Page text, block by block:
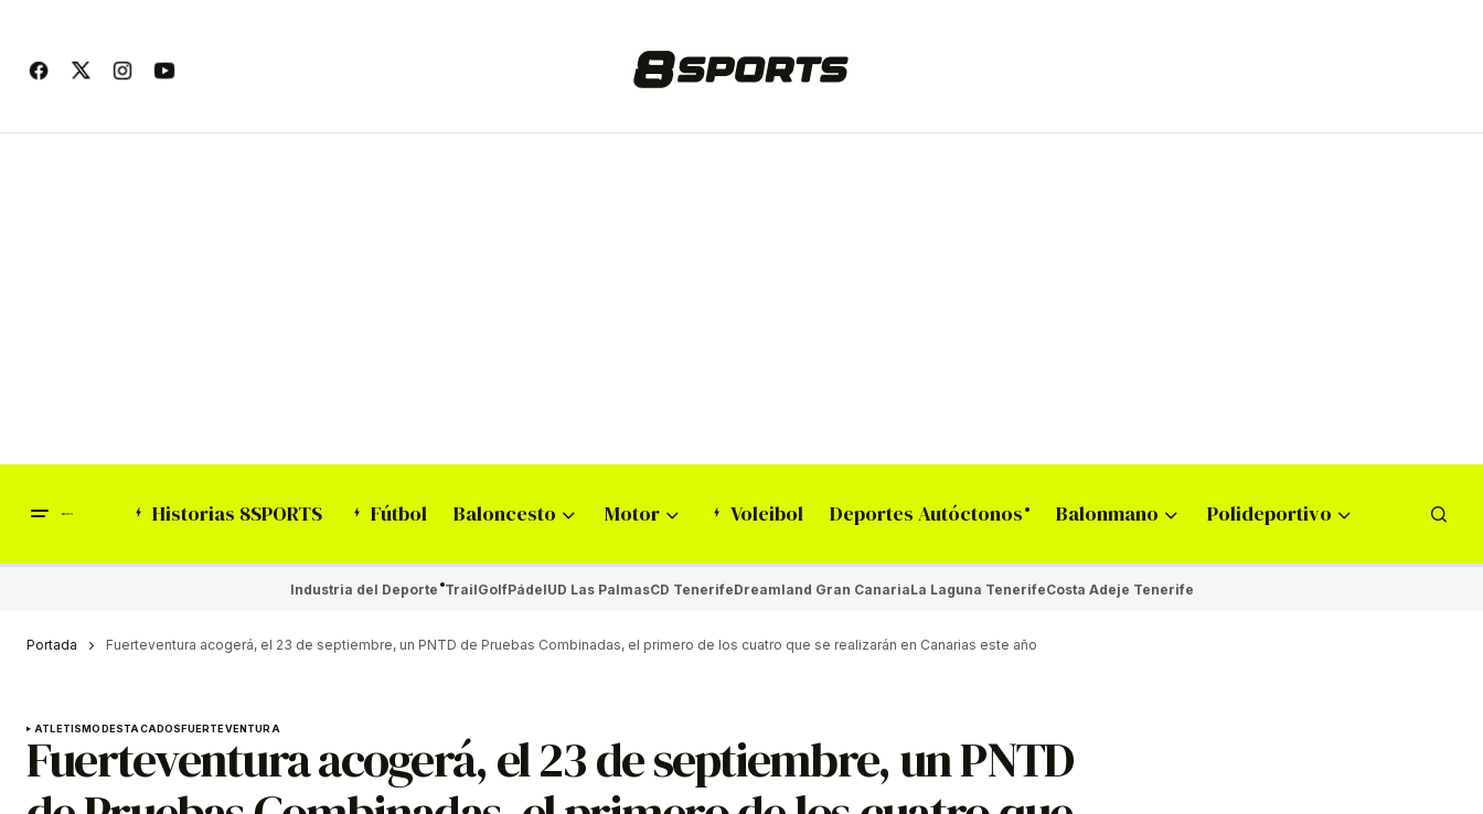
Historias 8SPORTS Fútbol Baloncesto Motor Voleibol Deportes Autóctonos Balonmano Polideportivo
Industria del Deporte TrailGolfPádelUD Las PalmasCD TenerifeDreamland Gran CanariaLa Laguna TenerifeCosta Adeje Tenerife
Portada Fuerteventura acogerá, el 23 de septiembre, un PNTD de Pruebas Combinadas, el primero de los cuatro que se realizarán en Canarias este año
ATLETISMODESTACADOSFUERTEVENTURA
Fuerteventura acogerá, el 23 de septiembre, un PNTD